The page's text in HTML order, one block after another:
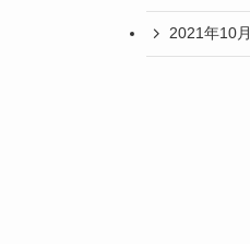
2021年10月